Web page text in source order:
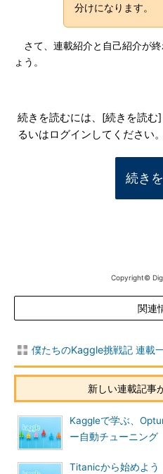
分けになります。
さて、連載紹介と自己紹介が
ょう。
続きを読むには、[続きを読む
るいはログインしてください。
続き
Copyright©
関連
僕たちのKaggle挑戦記 連載
新しい連載記事
Kaggleで学ぶ、
ー自動チューニング
Titanicから始めよう